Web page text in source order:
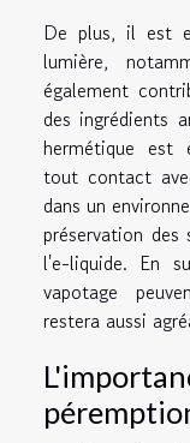
De plus, il est
lumière,
également
des ingrédients
hermétique est
tout contact
dans un
préservation
l'e-liquide. En
vapotage
restera aussi